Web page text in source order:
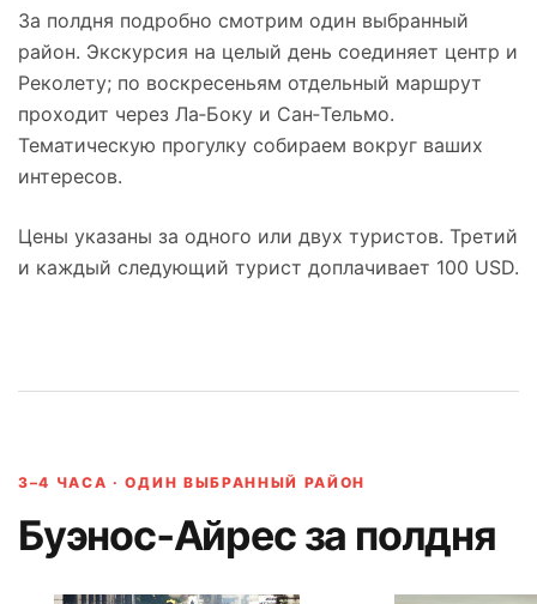
За полдня подробно смотрим один выбранный
район. Экскурсия на целый день соединяет центр и
Реколету; по воскресеньям отдельный маршрут
проходит через Ла‑Боку и Сан‑Тельмо.
Тематическую прогулку собираем вокруг ваших
интересов.
Цены указаны за одного или двух туристов. Третий
и каждый следующий турист доплачивает 100 USD.
3–4 ЧАСА · ОДИН ВЫБРАННЫЙ РАЙОН
Буэнос‑Айрес за полдня